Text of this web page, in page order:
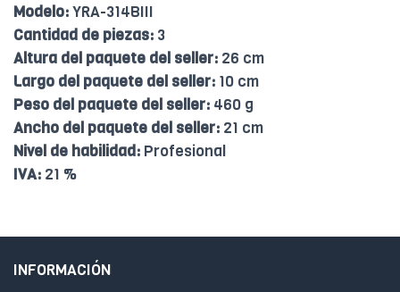
Modelo:YRA-314BIII
Cantidad de piezas: 3
Altura del paquete del seller: 26 cm
Largo del paquete del seller: 10 cm
Peso del paquete del seller: 460 g
Ancho del paquete del seller: 21 cm
Nivel de habilidad: Profesional
IVA: 21 %
INFORMACIÓN